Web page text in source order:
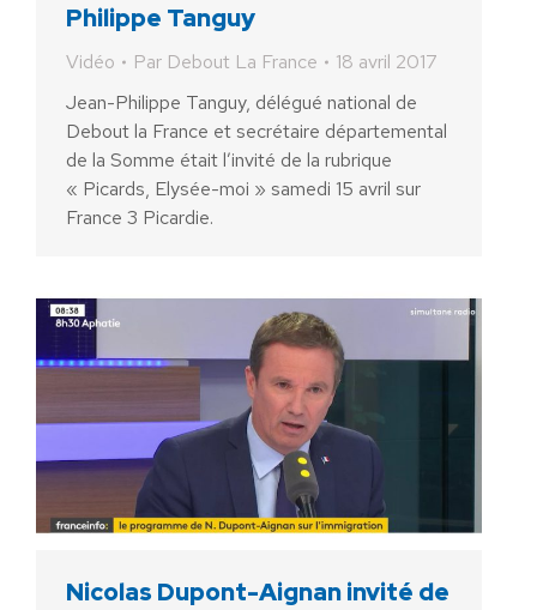
Philippe Tanguy
Vidéo Par Debout La France
18 avril 2017
Jean-Philippe Tanguy, délégué national de
Debout la France et secrétaire départemental
de la Somme était l’invité de la rubrique
« Picards, Elysée-moi » samedi 15 avril sur
France 3 Picardie.
Nicolas Dupont-Aignan invité de